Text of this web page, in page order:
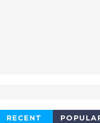
RECENT